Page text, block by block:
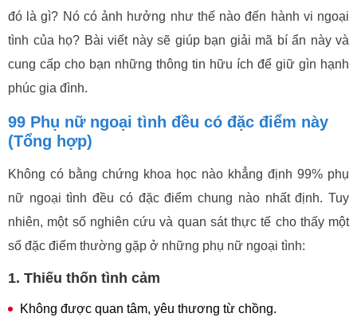
đó là gì? Nó có ảnh hưởng như thế nào đến hành vi ngoại
tình của họ? Bài viết này sẽ giúp bạn giải mã bí ẩn này và
cung cấp cho bạn những thông tin hữu ích để giữ gìn hạnh
phúc gia đình.
99 Phụ nữ ngoại tình đều có đặc điểm này
(Tổng hợp)
Không có bằng chứng khoa học nào khẳng định 99% phụ
nữ ngoại tình đều có đặc điểm chung nào nhất định. Tuy
nhiên, một số nghiên cứu và quan sát thực tế cho thấy một
số đặc điểm thường gặp ở những phụ nữ ngoại tình:
1. Thiếu thốn tình cảm
Không được quan tâm, yêu thương từ chồng.